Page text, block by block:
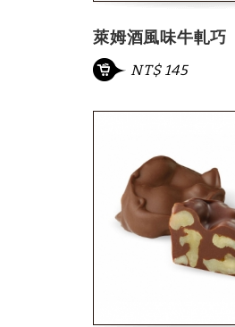
萊姆酒風味牛軋巧
NT$ 145